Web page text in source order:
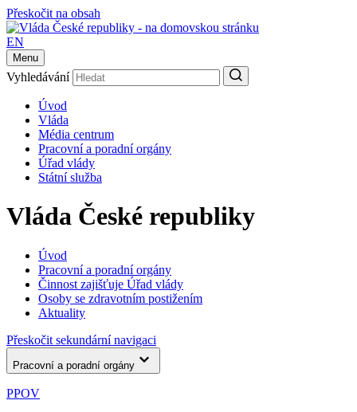
Přeskočit na obsah
EN
Menu
Vyhledávání
Úvod
Vláda
Média centrum
Pracovní a poradní orgány
Úřad vlády
Státní služba
Vláda České republiky
Úvod
Pracovní a poradní orgány
Činnost zajišťuje Úřad vlády
Osoby se zdravotním postižením
Aktuality
Přeskočit sekundární navigaci
Pracovní a poradní orgány
PPOV